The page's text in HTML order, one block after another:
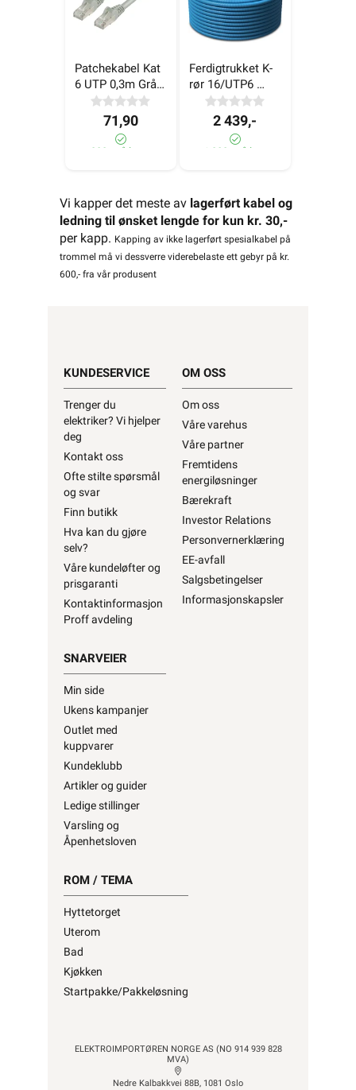
Patchekabel Kat
6 UTP 0,3m Grå
LinkIT
71,90
880+ på lager
Ferdigtrukket K-
rør 16/UTP6
LSZH Kat 6 100m
2 439,-
>1 000+ på lager
Vi kapper det meste av lagerført kabel og
ledning til ønsket lengde for kun kr. 30,-
per kapp. Kapping av ikke lagerført spesialkabel på
trommel må vi dessverre viderebelaste ett gebyr på kr.
600,- fra vår produsent
KUNDESERVICE
Trenger du
elektriker? Vi hjelper
deg
Kontakt oss
Ofte stilte spørsmål
og svar
Finn butikk
Hva kan du gjøre
selv?
Våre kundeløfter og
prisgaranti
Kontaktinformasjon
Proff avdeling
OM OSS
Om oss
Våre varehus
Våre partner
Fremtidens
energiløsninger
Bærekraft
Investor Relations
Personvernerklæring
EE-avfall
Salgsbetingelser
Informasjonskapsler
SNARVEIER
Min side
Ukens kampanjer
Outlet med
kuppvarer
Kundeklubb
Artikler og guider
Ledige stillinger
Varsling og
Åpenhetsloven
ROM / TEMA
Hyttetorget
Uterom
Bad
Kjøkken
Startpakke/Pakkeløsning
ELEKTROIMPORTØREN NORGE AS (NO 914 939 828
MVA)
Nedre Kalbakkvei 88B, 1081 Oslo